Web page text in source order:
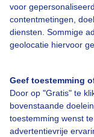
voor
contentmetingen,
diensten. Sommige
geolocatie hiervoor
Geef toestemming
Door op "Gratis" te
bovenstaande
toestemming wenst
advertentievrije
Over
Bedrijfsgegevens
Contact
Toegankelijkheid